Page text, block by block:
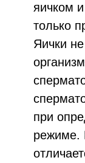
яичком
только
Яички
при
режиме.